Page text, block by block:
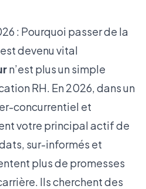
: Pourquoi passer de la
devenu vital
n’est plus un simple
RH. En 2026, dans un
concurrentiel et
votre principal actif de
sur-informés et
plus de promesses
Ils cherchent des